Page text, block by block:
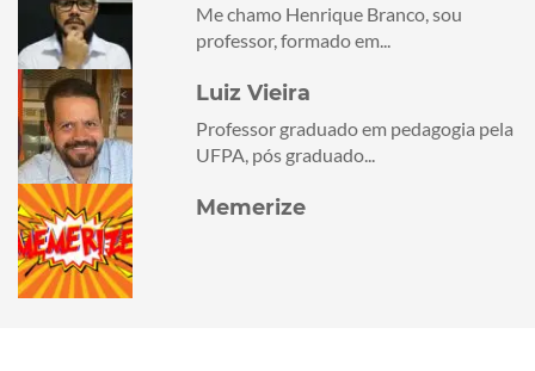
Me chamo Henrique Branco, sou
professor, formado em...
Luiz Vieira
Professor graduado em pedagogia pela
UFPA, pós graduado...
Memerize